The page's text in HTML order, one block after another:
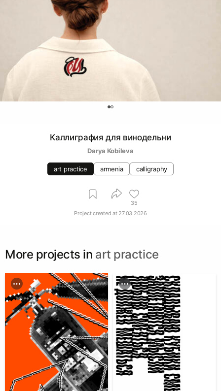
Каллиграфия для винодельни
Darya Kobileva
art practice armenia calligraphy
35
Project created at 27.03.2026
More projects in art practice